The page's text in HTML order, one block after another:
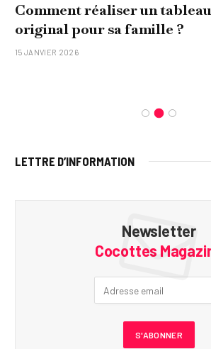
Quel soin adopter
et lumineuse
26 NOVEMBRE 2025
LETTRE D’INFORMATION
Newsletter
Cocottes